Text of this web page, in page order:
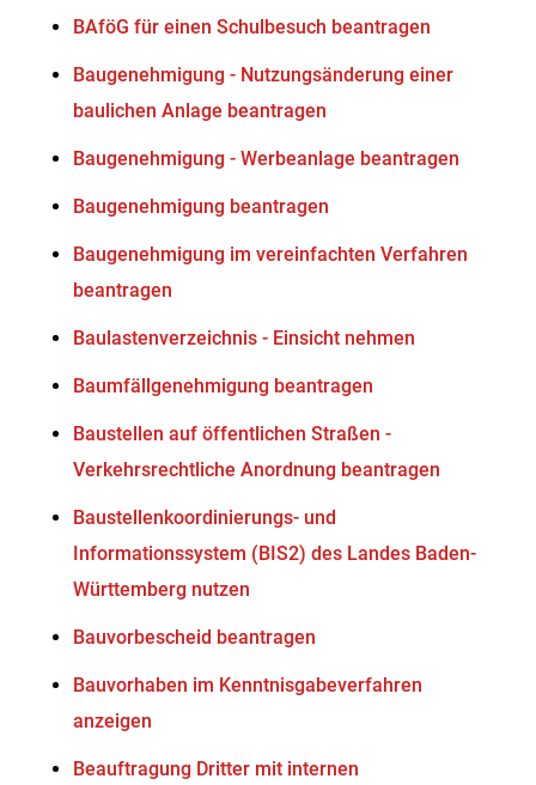
BAföG für einen Schulbesuch beantragen
Baugenehmigung - Nutzungsänderung einer
baulichen Anlage beantragen
Baugenehmigung - Werbeanlage beantragen
Baugenehmigung beantragen
Baugenehmigung im vereinfachten Verfahren
beantragen
Baulastenverzeichnis - Einsicht nehmen
Baumfällgenehmigung beantragen
Baustellen auf öffentlichen Straßen -
Verkehrsrechtliche Anordnung beantragen
Baustellenkoordinierungs- und
Informationssystem (BIS2) des Landes Baden-
Württemberg nutzen
Bauvorbescheid beantragen
Bauvorhaben im Kenntnisgabeverfahren
anzeigen
Beauftragung Dritter mit internen